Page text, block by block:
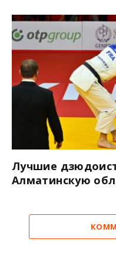
Лучшие
Алматинскую